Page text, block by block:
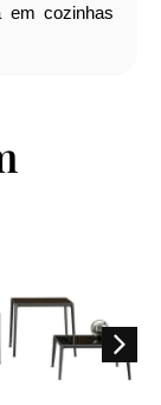
em cozinhas